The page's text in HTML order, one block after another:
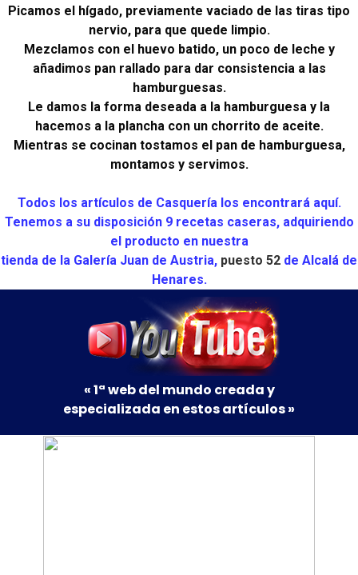
Picamos el hígado, previamente vaciado de las tiras tipo
nervio, para que quede limpio.
Mezclamos con el huevo batido, un poco de leche y
añadimos pan rallado para dar consistencia a las
hamburguesas.
Le damos la forma deseada a la hamburguesa y la
hacemos a la plancha con un chorrito de aceite.
Mientras se cocinan tostamos el pan de hamburguesa,
montamos y servimos.
Todos los artículos de Casquería los encontrará aquí.
Tenemos a su disposición 9 recetas caseras, adquiriendo
el producto en nuestra
tienda de la Galería Juan de Austria, puesto 52 de Alcalá de
Henares.
« 1ª web del mundo creada y
especializada en estos artículos »